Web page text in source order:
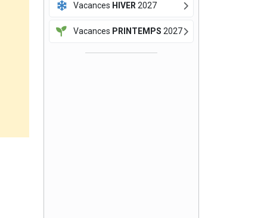
Vacances HIVER 2027
Vacances PRINTEMPS 2027